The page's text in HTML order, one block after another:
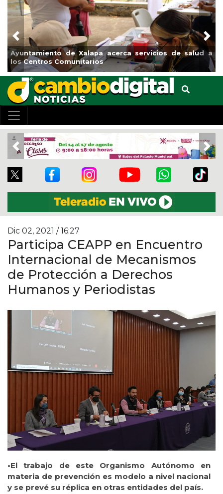
a
Municipio arrancará primera etapa de rehabilitación en
el boulevard 5 de febrero
Previous
Previous
Dic 02, 2021 / 16:27
Participa CEAPP en Encuentro
Internacional de Mecanismos
de Protección a Derechos
Humanos y Periodistas
•El trabajo de este Organismo Autónomo en
materia de prevención es modelo a nivel nacional
y se prevé su réplica en otras entidades del país.